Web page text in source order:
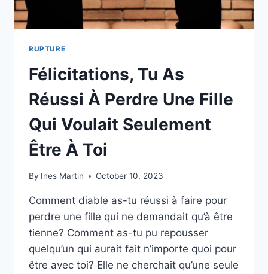
RUPTURE
Félicitations, Tu As
Réussi À Perdre Une Fille
Qui Voulait Seulement
Être À Toi
By Ines Martin October 10, 2023
Comment diable as-tu réussi à faire pour
perdre une fille qui ne demandait qu’à être
tienne? Comment as-tu pu repousser
quelqu’un qui aurait fait n’importe quoi pour
être avec toi? Elle ne cherchait qu’une seule